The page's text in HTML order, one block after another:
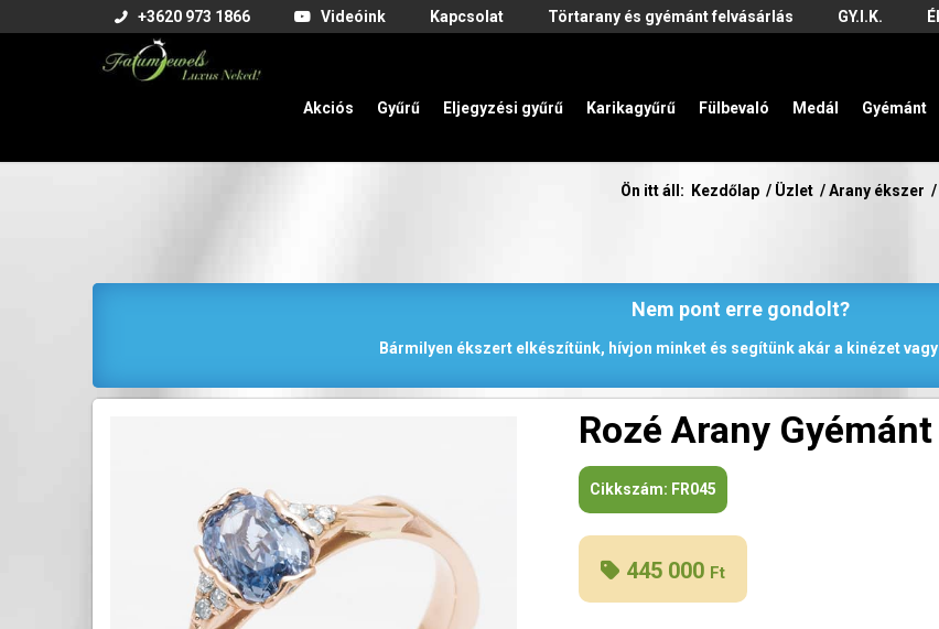
+3620 973 1866 Videóink Kapcsolat Törtarany és gyémánt felvásárlás GY.I.K.
Akciós Gyűrű Eljegyzési gyűrű Karikagyűrű Fülbevaló Medál Gyémánt
Ön itt áll: Kezdőlap / Üzlet / Arany ékszer /
Nem pont erre gondolt?
Bármilyen ékszert elkészítünk, hívjon minket és segítünk akár a kinézet
Rozé Arany
Cikkszám: FR045
445 000 Ft